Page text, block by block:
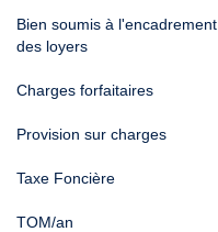
Bien soumis à l'encadrement
des loyers
Charges forfaitaires
Provision sur charges
Taxe Foncière
TOM/an